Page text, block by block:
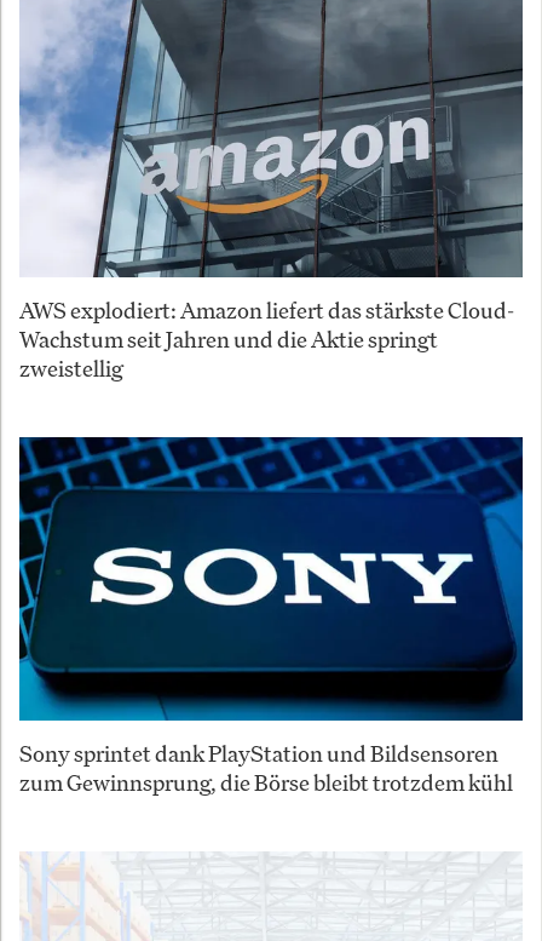
AWS explodiert: Amazon liefert das stärkste Cloud-
Wachstum seit Jahren und die Aktie springt
zweistellig
Sony sprintet dank PlayStation und Bildsensoren
zum Gewinnsprung, die Börse bleibt trotzdem kühl